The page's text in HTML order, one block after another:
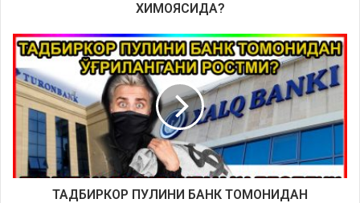
ХИМОЯСИДА?
ТАДБИРКОР ПУЛИНИ БАНК ТОМОНИДАН